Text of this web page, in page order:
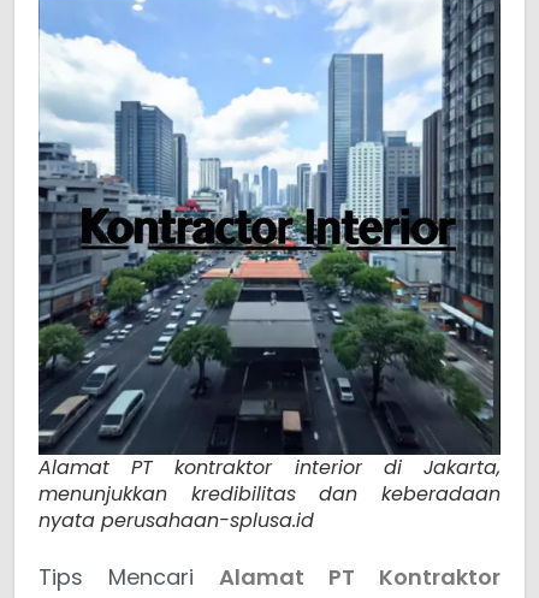
Alamat PT kontraktor interior di Jakarta,
menunjukkan kredibilitas dan keberadaan
nyata perusahaan-splusa.id
Tips Mencari Alamat PT Kontraktor